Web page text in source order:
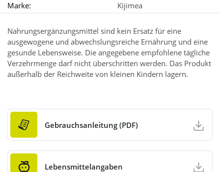
Marke:
Kijimea
Nahrungsergänzungsmittel sind kein Ersatz für eine
ausgewogene und abwechslungsreiche Ernährung und eine
gesunde Lebensweise. Die angegebene empfohlene tägliche
Verzehrmenge darf nicht überschritten werden. Das Produkt
außerhalb der Reichweite von kleinen Kindern lagern.
Gebrauchsanleitung (PDF)
Lebensmittelangaben